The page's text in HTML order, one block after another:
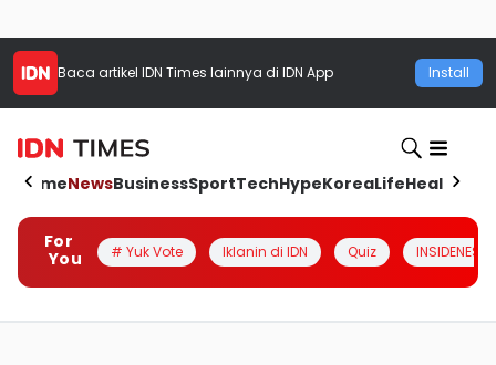
Baca artikel IDN Times lainnya di IDN App Install
HomeNewsBusinessSportTechHypeKoreaLifeHealth
For
You
# Yuk Vote Iklanin di IDN Quiz INSIDENESIA